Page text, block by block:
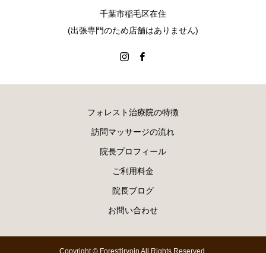
千葉市稲毛区在住
(出張専門のため店舗はありません)
フォレスト治療院の特徴
訪問マッサージの流れ
院長プロフィール
ご利用料金
院長ブログ
お問い合わせ
Copyright © Foresttiryoin All Rights Reserved.